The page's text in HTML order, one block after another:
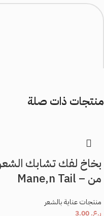
البريد الإلكتروني*
منتجات ذات صلة
بخاخ لفك تشابك الشعر
من – Mane,n Tail
منتجات عناية بالشعر
ر.ع.